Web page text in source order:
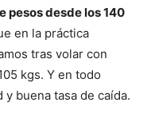
pesos desde los 140
en la práctica
tras volar con
kgs. Y en todo
buena tasa de caída.